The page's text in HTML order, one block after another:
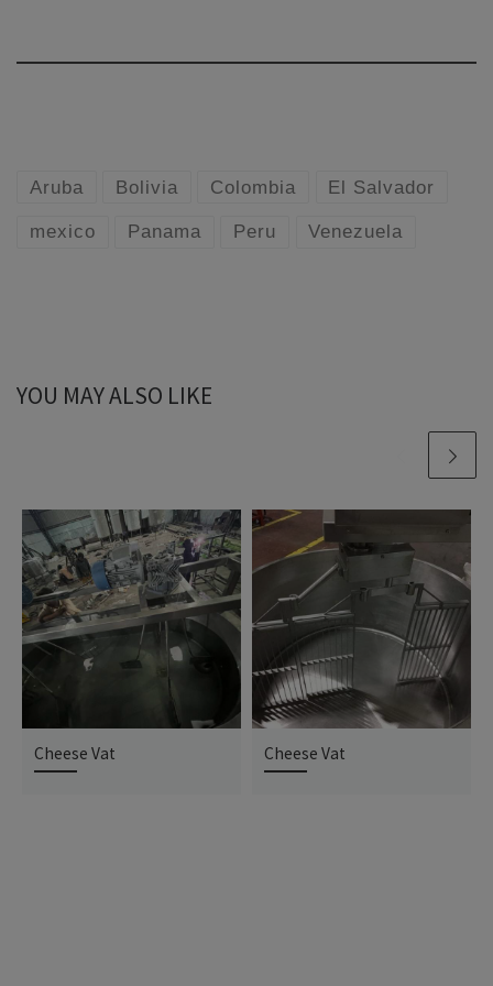
Aruba Bolivia Colombia El Salvador
mexico Panama Peru Venezuela
YOU MAY ALSO LIKE
Cheese Vat Cheese Vat